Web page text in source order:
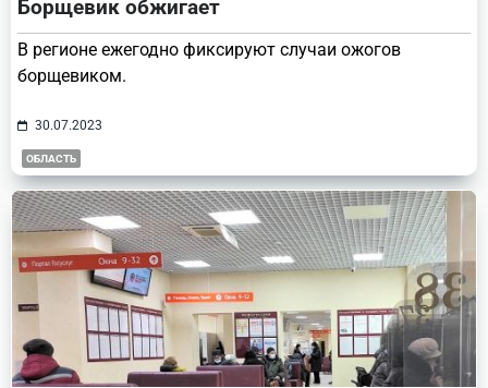
Борщевик обжигает
В регионе ежегодно фиксируют случаи ожогов
борщевиком.
30.07.2023
ОБЛАСТЬ